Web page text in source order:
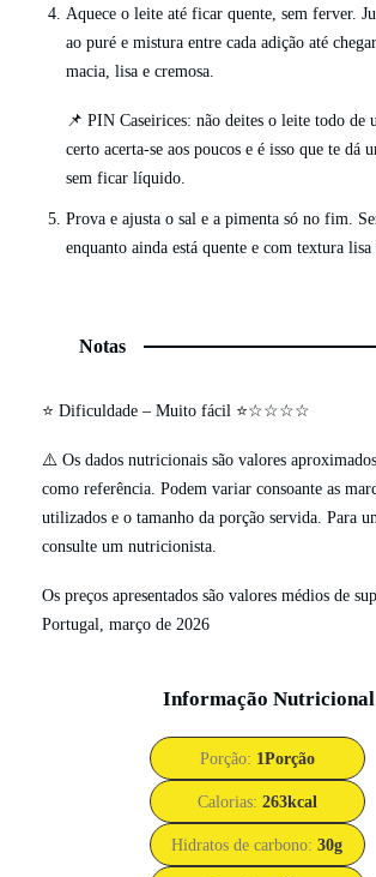
Aquece o leite até ficar quente, sem ferver.
ao puré e mistura entre cada adição até
macia, lisa e cremosa.
📌 PIN Caseirices: não deites o leite todo de
certo acerta-se aos poucos e é isso que te dá
sem ficar líquido.
Prova e ajusta o sal e a pimenta só no fim.
enquanto ainda está quente e com textura lisa
Notas
⭐ Dificuldade – Muito fácil ⭐☆☆☆☆
⚠️ Os dados nutricionais são valores
como referência. Podem variar consoante as
utilizados e o tamanho da porção servida. Para
consulte um nutricionista.
Os preços apresentados são valores médios de
Portugal, março de 2026
Informação Nutricional
Porção: 1Porção
Calorias: 263kcal
Hidratos de carbono:30g